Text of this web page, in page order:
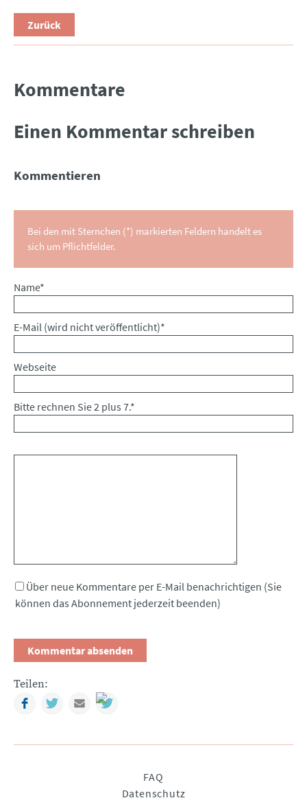
Zurück
Kommentare
Einen Kommentar schreiben
Kommentieren
Bei den mit Sternchen (*) markierten Feldern handelt es
sich um Pflichtfelder.
Pflichtfeld
Name*
Pflichtfeld
E-Mail (wird nicht veröffentlicht)*
Webseite
Bitte rechnen Sie 2 plus 7.*
Über neue Kommentare per E-Mail benachrichtigen (Sie
können das Abonnement jederzeit beenden)
Teilen:
FacebookTwitterMail
FAQ
Datenschutz